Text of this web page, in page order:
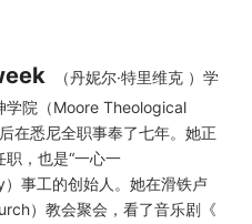
（丹妮尔·特里维克 ）学
学院（Moore Theological
在悉尼全职事奉了七年。她正
，也是“一心一
事工的创始人。她在滑铁卢
）教会聚会，看了音乐剧《